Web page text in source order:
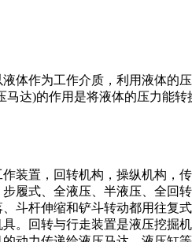
体作为工作介质，利用液体的
马达)的作用是将液体的压力能转
装置，回转机构，操纵机构，
履式、全液压、半液压、全回
斗杆伸缩和铲斗转动都用往复
。回转与行走装置是液压挖掘